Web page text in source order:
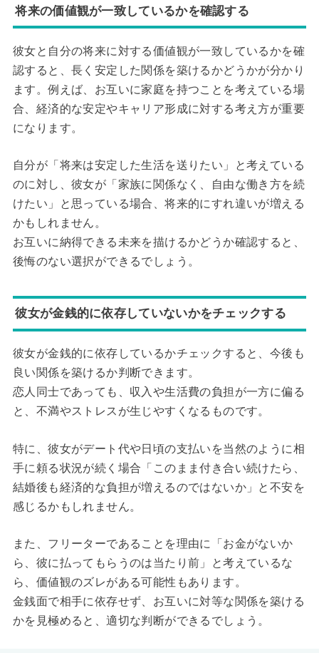
将来の価値観が一致しているかを確認する
彼女と自分の将来に対する価値観が一致しているかを確
認すると、長く安定した関係を築けるかどうかが分かり
ます。例えば、お互いに家庭を持つことを考えている場
合、経済的な安定やキャリア形成に対する考え方が重要
になります。
自分が「将来は安定した生活を送りたい」と考えている
のに対し、彼女が「家族に関係なく、自由な働き方を続
けたい」と思っている場合、将来的にすれ違いが増える
かもしれません。
お互いに納得できる未来を描けるかどうか確認すると、
後悔のない選択ができるでしょう。
彼女が金銭的に依存していないかをチェックする
彼女が金銭的に依存しているかチェックすると、今後も
良い関係を築けるか判断できます。
恋人同士であっても、収入や生活費の負担が一方に偏る
と、不満やストレスが生じやすくなるものです。
特に、彼女がデート代や日頃の支払いを当然のように相
手に頼る状況が続く場合「このまま付き合い続けたら、
結婚後も経済的な負担が増えるのではないか」と不安を
感じるかもしれません。
また、フリーターであることを理由に「お金がないか
ら、彼に払ってもらうのは当たり前」と考えているな
ら、価値観のズレがある可能性もあります。
金銭面で相手に依存せず、お互いに対等な関係を築ける
かを見極めると、適切な判断ができるでしょう。